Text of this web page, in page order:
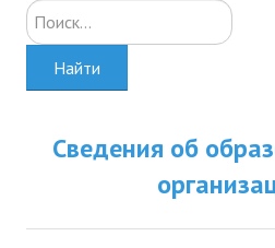
Искать...
Найти
Сведения об